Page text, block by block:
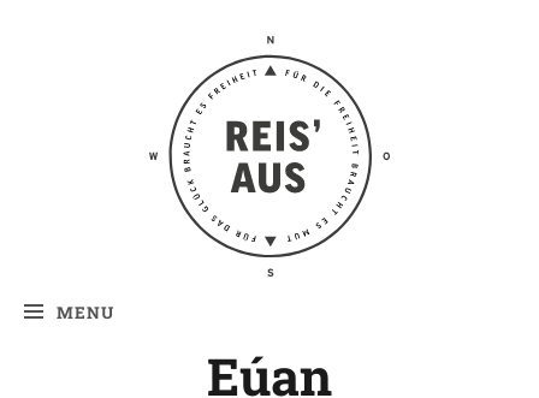
Reis' aus –
Reiseblog
MENU
Eúan